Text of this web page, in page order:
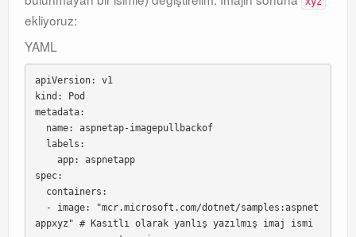
ekliyoruz:
YAML
apiVersion: v1
kind: Pod
metadata:
spec:
appxyz" # Kasıtlı olarak yanlış yazılmış imaj ismi